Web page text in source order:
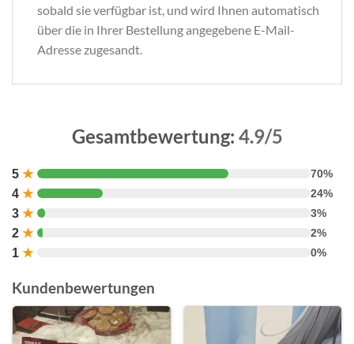
sobald sie verfügbar ist, und wird Ihnen automatisch
über die in Ihrer Bestellung angegebene E-Mail-
Adresse zugesandt.
Gesamtbewertung: 4.9/5
5 ★ 70%
4 ★ 24%
3 ★ 3%
2 ★ 2%
1 ★ 0%
Kundenbewertungen